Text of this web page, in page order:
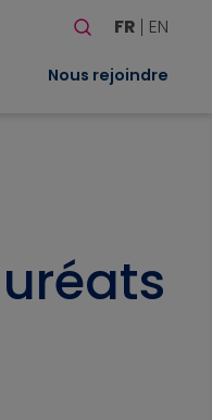
Rechercher
FR EN
Nous rejoindre